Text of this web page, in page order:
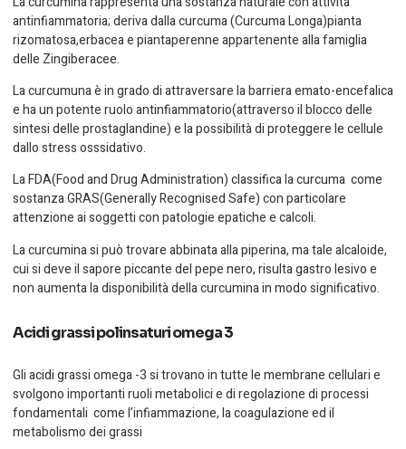
antinfiammatoria; deriva dalla curcuma (Curcuma Longa)pianta
rizomatosa,erbacea e piantaperenne appartenente alla famiglia
delle Zingiberacee.
La curcumuna è in grado di attraversare la barriera emato-encefalica
e ha un potente ruolo antinfiammatorio(attraverso il blocco delle
sintesi delle prostaglandine) e la possibilità di proteggere le cellule
dallo stress osssidativo.
La FDA(Food and Drug Administration) classifica la curcuma come
sostanza GRAS(Generally Recognised Safe) con particolare
attenzione ai soggetti con patologie epatiche e calcoli.
La curcumina si può trovare abbinata alla piperina, ma tale alcaloide,
cui si deve il sapore piccante del pepe nero, risulta gastro lesivo e
non aumenta la disponibilità della curcumina in modo significativo.
Acidi grassi polinsaturi omega 3
Gli acidi grassi omega -3 si trovano in tutte le membrane cellulari e
svolgono importanti ruoli metabolici e di regolazione di processi
fondamentali come l’infiammazione, la coagulazione ed il
metabolismo dei grassi